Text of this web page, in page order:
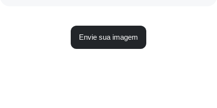
Envie sua imagem